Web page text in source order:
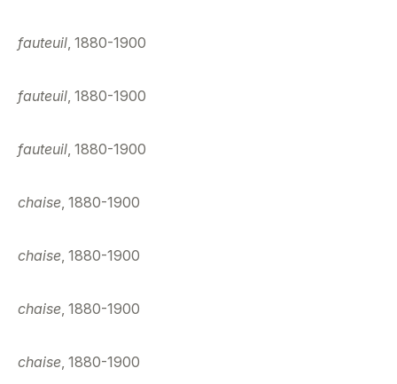
fauteuil, 1880-1900
fauteuil, 1880-1900
fauteuil, 1880-1900
chaise, 1880-1900
chaise, 1880-1900
chaise, 1880-1900
chaise, 1880-1900